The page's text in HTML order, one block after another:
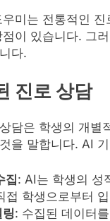
미는 전통적인
이 있습니다. 그
다.
진로 상담
담은 학생의 개
을 말합니다. AI
집: AI는 학생의 성
접 학생으로부터
: 수집된 데이터